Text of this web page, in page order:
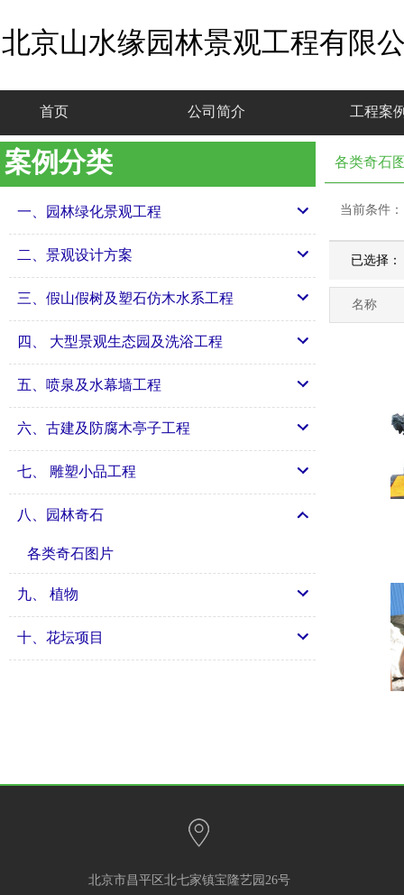
北京山水缘园林景观工程有限
首页 公司简介 工程案
案例分类
一、园林绿化景观工程
二、景观设计方案
三、假山假树及塑石仿木水系工程
四、 大型景观生态园及洗浴工程
五、喷泉及水幕墙工程
六、古建及防腐木亭子工程
七、 雕塑小品工程
八、园林奇石
各类奇石图片
九、 植物
十、花坛项目
各类奇石
当前条件：
已选择：
名称
北京市昌平区北七家镇宝隆艺园26号